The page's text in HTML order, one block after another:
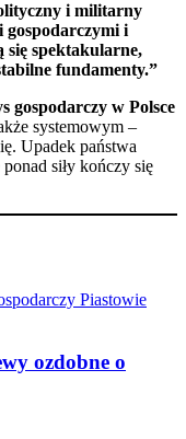
i militarny
gospodarczymi i
się spektakularne,
fundamenty.”
gospodarczy w Polsce
systemowym –
Upadek państwa
siły kończy się
Piastowie
ozdobne o